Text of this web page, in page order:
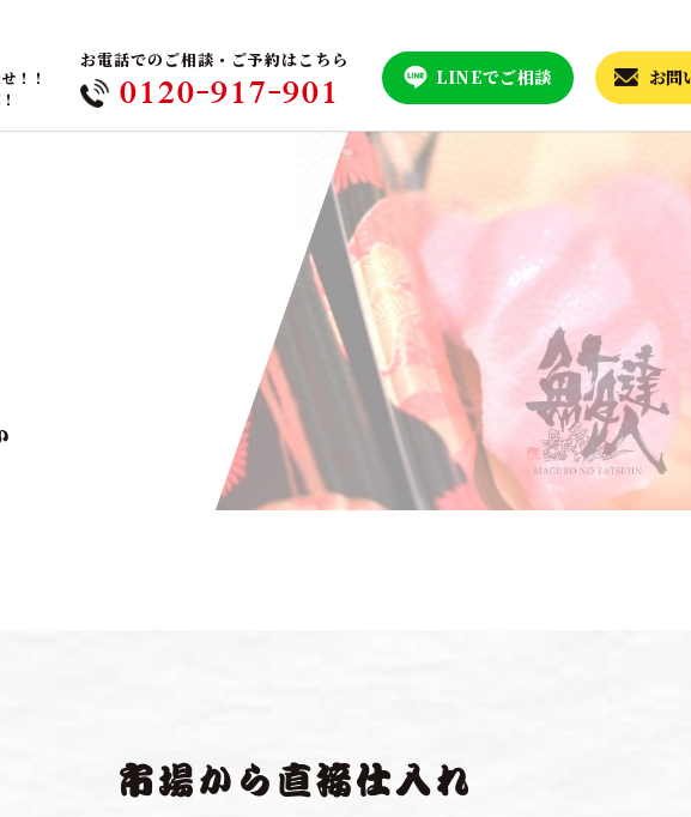
！！
お電話でのご相談・ご予約はこちら
0120-917-901 LINEでご相談 お問
市場から直接仕入れ